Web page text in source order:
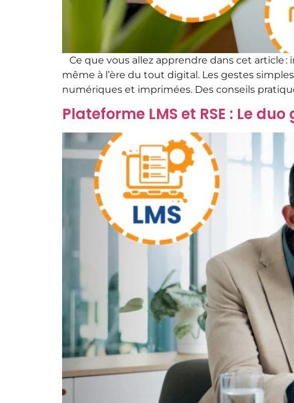
Ce que vous allez apprendre dans cet article
même à l’ère du tout digital. Les gestes
numériques et imprimées. Des conseils
Plateforme LMS et RSE : Le